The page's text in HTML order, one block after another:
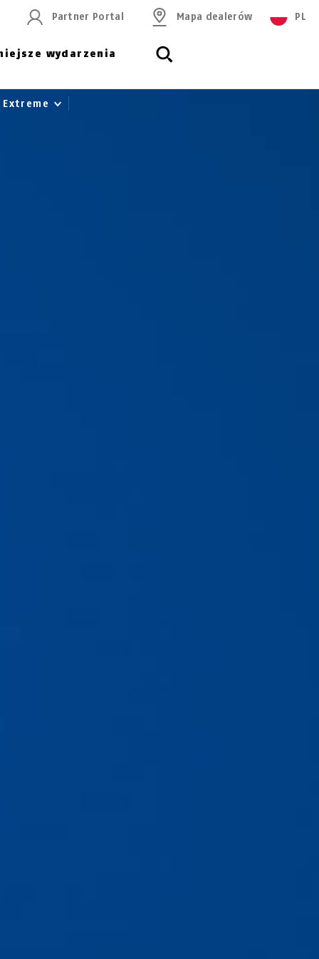
wydarzenia
Partner Portal Mapa dealerów PL
Extreme